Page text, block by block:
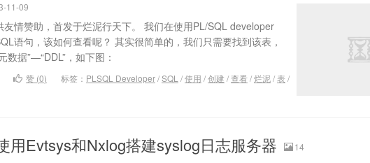
11-09
友情赞助，首发于烂泥行天下。 我们在使用PL/SQL developer
语句，该如何查看呢？ 其实很简单的，我们只需要找到该表，
数据”—“DDL”，如下图：
赞 (0) 标签： PLSQL Developer/SQL /使用 /创建 /查看/烂泥/表 /
用Evtsys和Nxlog搭建syslog日志服务器 14